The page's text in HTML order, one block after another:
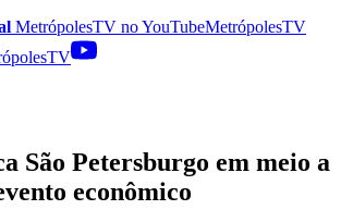
MetrópolesTV noYouTubeMetrópolesTV
São Petersburgo em meio a
econômico